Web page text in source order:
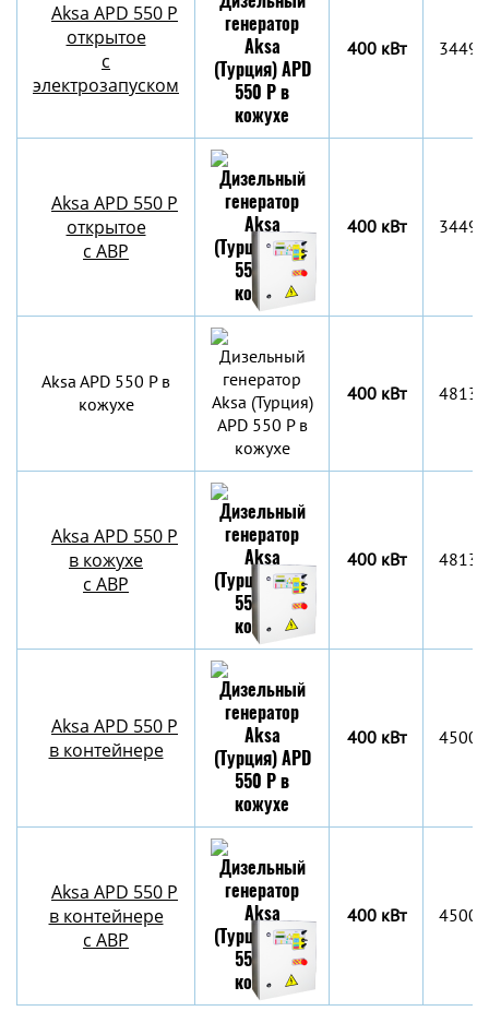
Aksa APD 550 P
открытое
с
электрозапуском
400 кВт
Aksa APD 550 P
открытое
с АВР
400 кВт
Aksa APD 550 P в
кожухе
400 кВт
Aksa APD 550 P
в кожухе
с АВР
400 кВт
Aksa APD 550 P
в контейнере
400 кВт
Aksa APD 550 P
в контейнере
c АВР
400 кВт